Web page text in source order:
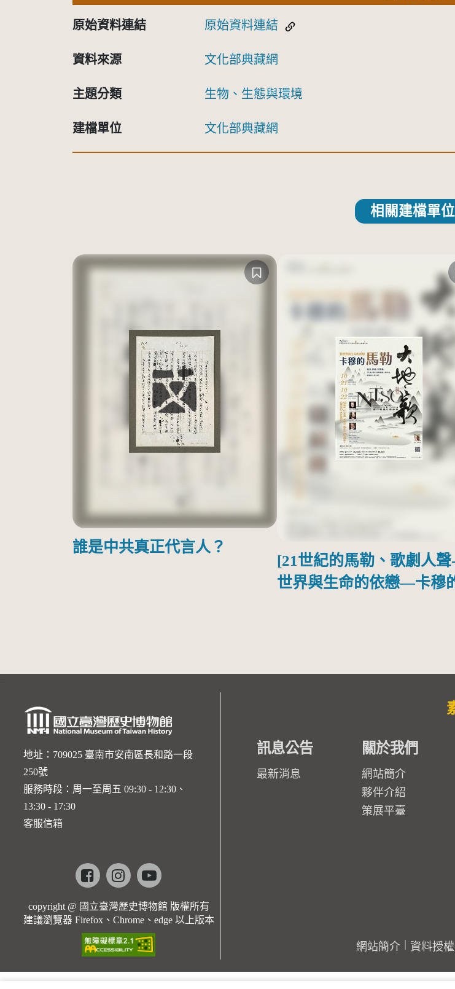
原始資料連結 原始資料連結
資料來源 文化部典藏網
主題分類 生物、生態與環境
建檔單位 文化部典藏網
相關建檔單位
誰是中共真正代言人？
[21世紀的馬勒、歌劇人聲
世界與生命的依戀—卡穆
地址：709025 臺南市安南區長和路一段
250號
服務時段：周一至周五 09:30 - 12:30、
13:30 - 17:30
客服信箱
Facebookinstagramyoutube
copyright @ 國立臺灣歷史博物館 版權所有
建議瀏覽器 Firefox、Chrome、edge 以上版本
訊息公告
最新消息
關於我們
網站簡介
夥伴介紹
策展平臺
網站簡介 資料授